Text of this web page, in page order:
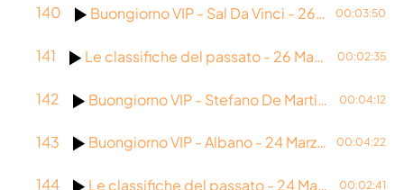
140 Buongiorno VIP - Sal Da Vinci - 26 Marzo 2026 00:03:50
141 Le classifiche del passato - 26 Marzo 2026 00:02:35
142 Buongiorno VIP - Stefano De Martino - 25 Marzo 2026 00:04:12
143 Buongiorno VIP - Albano - 24 Marzo 2026 00:04:22
144 Le classifiche del passato - 24 Marzo 2026 00:02:41